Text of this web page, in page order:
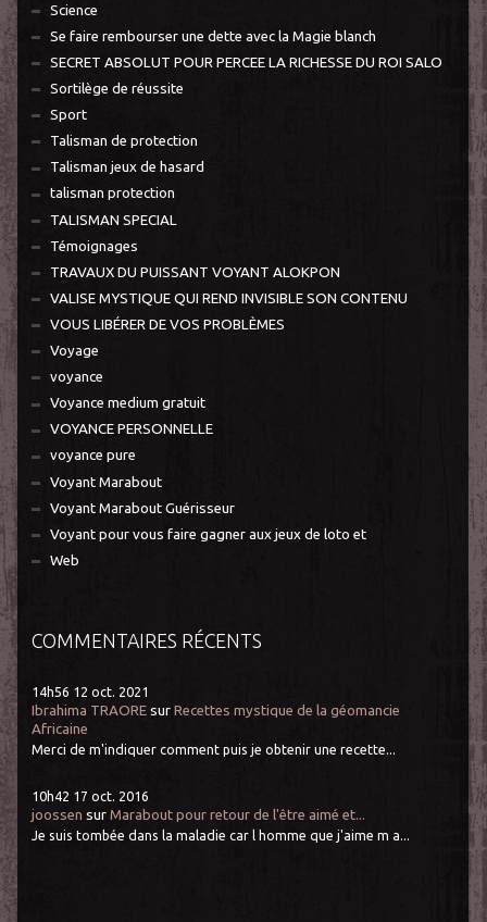
Science
Se faire rembourser une dette avec la Magie blanch
SECRET ABSOLUT POUR PERCEE LA RICHESSE DU ROI SALO
Sortilège de réussite
Sport
Talisman de protection
Talisman jeux de hasard
talisman protection
TALISMAN SPECIAL
Témoignages
TRAVAUX DU PUISSANT VOYANT ALOKPON
VALISE MYSTIQUE QUI REND INVISIBLE SON CONTENU
VOUS LIBÉRER DE VOS PROBLÈMES
Voyage
voyance
Voyance medium gratuit
VOYANCE PERSONNELLE
voyance pure
Voyant Marabout
Voyant Marabout Guérisseur
Voyant pour vous faire gagner aux jeux de loto et
Web
COMMENTAIRES RÉCENTS
14h56 12 oct. 2021
Ibrahima TRAORE surRecettes mystique de la géomancie
Africaine
Merci de m'indiquer comment puis je obtenir une recette...
10h42 17 oct. 2016
joossen surMarabout pour retour de l'être aimé et...
Je suis tombée dans la maladie car l homme que j'aime m a...